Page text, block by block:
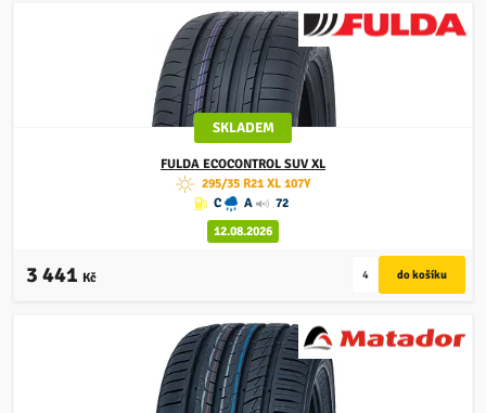
SKLADEM
FULDA ECOCONTROL SUV XL
295/35 R21 XL 107Y
C
A
72
12.08.2026
3 441 Kč